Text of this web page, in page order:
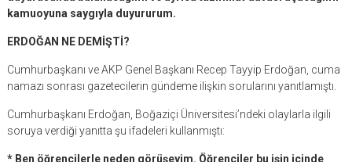
kamuoyuna saygıyla duyururum.
ERDOĞAN NE DEMİŞTİ?
Cumhurbaşkanı ve AKP Genel Başkanı Recep Tayyip Erdoğan, cuma
namazı sonrası gazetecilerin gündeme ilişkin sorularını yanıtlamıştı.
Cumhurbaşkanı Erdoğan, Boğaziçi Üniversitesi’ndeki olaylarla ilgili
soruya verdiği yanıtta şu ifadeleri kullanmıştı:
* Ben öğrencilerle neden görüşeyim. Öğrenciler bu işin içinde